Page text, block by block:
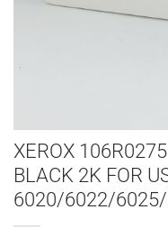
XEROX
BLACK 2K FOR
6020/6022/